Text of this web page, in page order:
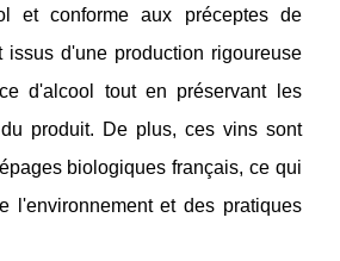
et conforme aux préceptes de
issus d'une production rigoureuse
d'alcool tout en préservant les
produit. De plus, ces vins sont
biologiques français, ce qui
l'environnement et des pratiques